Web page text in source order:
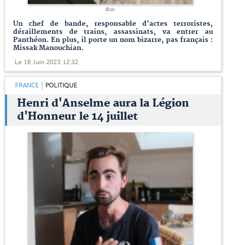
©dr
Un chef de bande, responsable d'actes terroristes,
déraillements de trains, assassinats, va entrer au
Panthéon. En plus, il porte un nom bizarre, pas français :
Missak Manouchian.
Le 18 Juin 2023 12:32
FRANCE POLITIQUE
Henri d'Anselme aura la Légion
d'Honneur le 14 juillet